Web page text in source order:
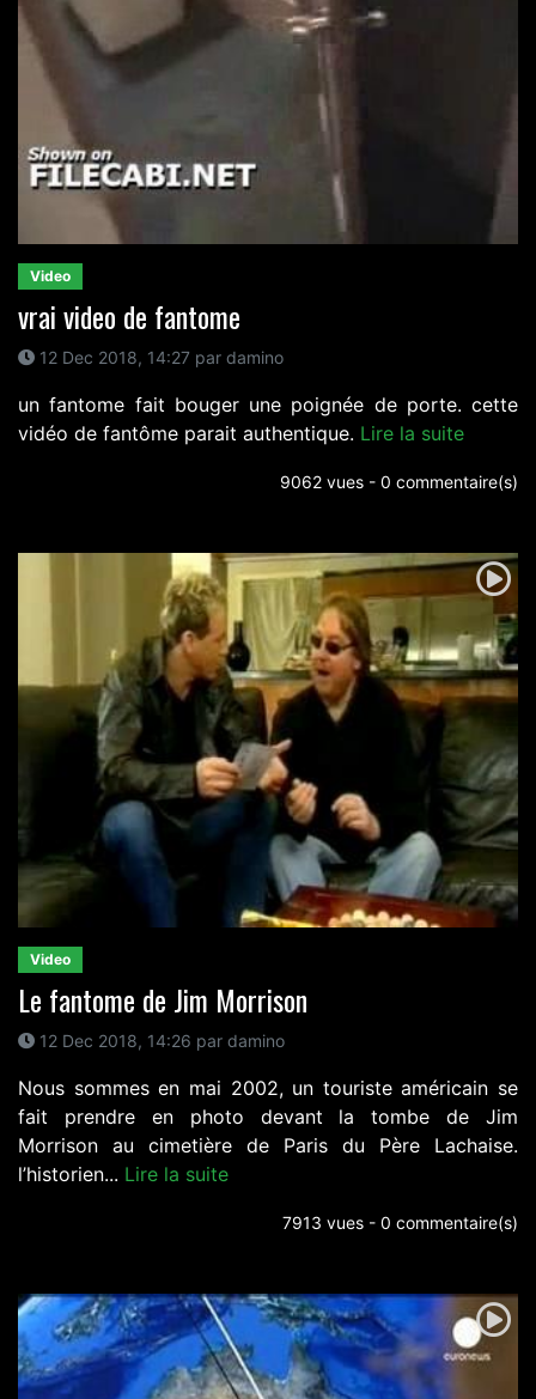
Video
vrai video de fantome
12 Dec 2018, 14:27 par damino
un fantome fait bouger une poignée de porte. cette
vidéo de fantôme parait authentique. Lire la suite
9062 vues - 0 commentaire(s)
Video
Le fantome de Jim Morrison
12 Dec 2018, 14:26 par damino
Nous sommes en mai 2002, un touriste américain se
fait prendre en photo devant la tombe de Jim
Morrison au cimetière de Paris du Père Lachaise.
l’historien... Lire la suite
7913 vues - 0 commentaire(s)